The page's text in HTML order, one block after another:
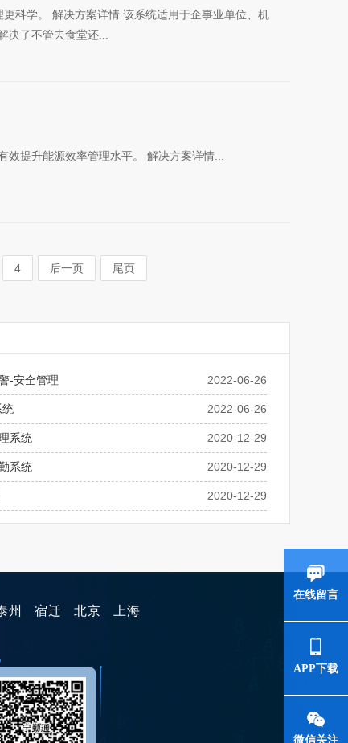
科学。 解决方案详情 该系统适用于企事业单位、机
决了不管去食堂还...
提升能源效率管理水平。 解决方案详情...
4 后一页 尾页
2022-06-26
-安全管理
2022-06-26
统
2020-12-29
系统
2020-12-29
系统
2020-12-29
州 宿迁 北京 上海
在线留言
APP下载
微信关注